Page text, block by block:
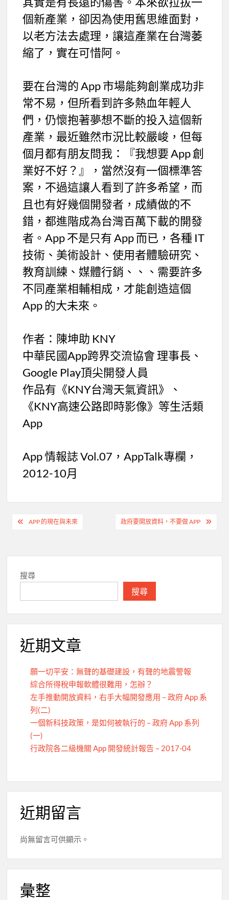
個新產業，卻因為使用舊思維面對，
以老方法去處理，讓這產業在台灣萎
縮了，實在可惜阿。
要在台灣的 App 市場能夠創業成功非
常不易，但所看到許多熱血年輕人
們，仍懷抱著夢想不斷的投入這個新
產業，最近雖然市況比較嚴峻，但每
個月都有朋友問我：『我想要 App 創
業好不好？』，當然沒有一個標準答
案，不過這讓人看到了許多希望，而
且也有好幾個開發者，成績做的不
錯，都進階成為台灣百萬下載的開發
者。App 不是只有 App 而已，各種 IT
技術、美術設計、使用者體驗研究、
教育訓練、媒體行銷、、、需要許多
不同產業相輔相成，才能創造這個
App 的大未來。
作者：陳坤助 KNY
中華民國App跨界交流協會 理事長、
Google Play頂尖開發人員
作品有《KNY台灣天氣資訊》、
《KNY高速公路即時影像》等生活類
App
App 情報誌 Vol.07，AppTalk專欄，
2012-10月
文
導
覽
APP 的現在與未來 政府要開放資料，不要做 APP
搜尋
搜尋
近期文章
願一切平安：無聲的基礎建設，有聲的地震警報
綜合所得稅申報軟體很難用，怎辦？
左手推動開放資料，右手大幅開發應用 – 政府 App 系
列(二)
一個新科技政策，是如何被執行的 – 政府 App 系列
(一)
行政院各二級機關 App 開發統計報告 – 2017-04
近期留言
尚無留言可供顯示。
彙整